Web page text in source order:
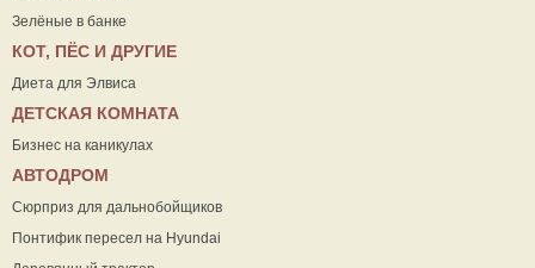
Зелёные в банке
КОТ, ПЁС И ДРУГИЕ
Диета для Элвиса
ДЕТСКАЯ КОМНАТА
Бизнес на каникулах
АВТОДРОМ
Сюрприз для дальнобойщиков
Понтифик пересел на Hyundai